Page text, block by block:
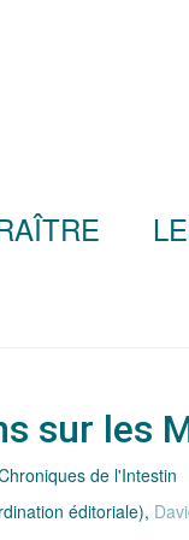
sur les
de l'Intestin
éditoriale),